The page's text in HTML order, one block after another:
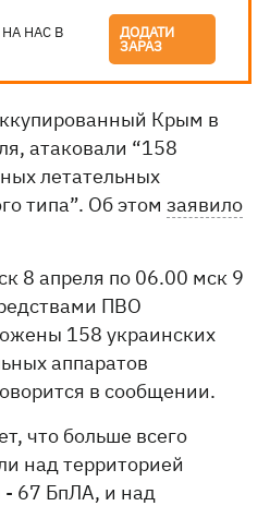
НАС В ДОДАТИ
ЗАРАЗ
Крым в
атаковали “158
летательных
типа”. Об этомзаявило
8 апреля по 06.00 мск 9
ПВО
158 украинских
аппаратов
в сообщении.
что больше всего
над территорией
- 67 БпЛА, и над